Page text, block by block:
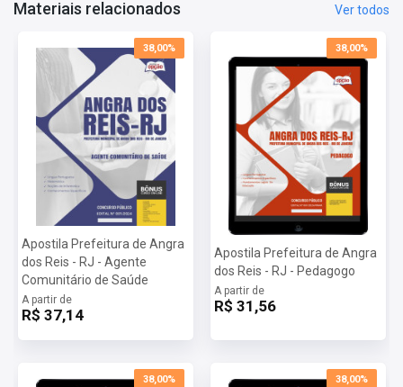
Materiais relacionados Ver todos
38,00%
Apostila Prefeitura de Angra
dos Reis - RJ - Agente
Comunitário de Saúde
A partir de
R$ 37,14
38,00%
Apostila Prefeitura de Angra
dos Reis - RJ - Pedagogo
A partir de
R$ 31,56
38,00% 38,00%